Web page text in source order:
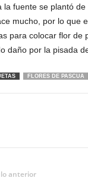
la fuente se plantó
mucho, por lo que
para colocar flor de
daño por la pisada
FLORES DE PASCUA
anterior